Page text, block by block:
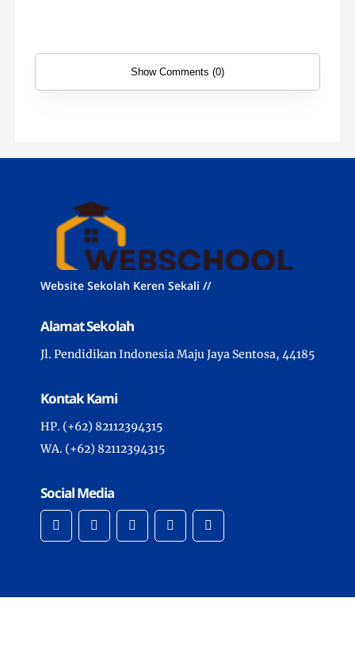
Show Comments (0)
Website Sekolah Keren Sekali //
Alamat Sekolah
Jl. Pendidikan Indonesia Maju Jaya Sentosa, 44185
Kontak Kami
HP. (+62) 82112394315
WA. (+62) 82112394315
Social Media